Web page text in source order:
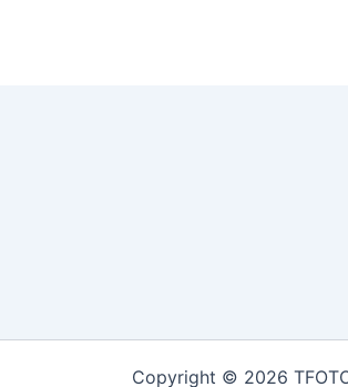
Copyright © 2026